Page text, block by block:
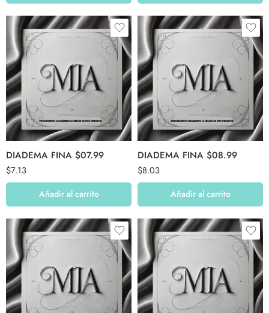
DIADEMA FINA $07.99
$7.13
Añadir al carrito
DIADEMA FINA $08.99
$8.03
Añadir al carrito